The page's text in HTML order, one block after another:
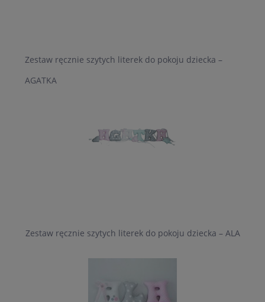
Zestaw ręcznie szytych literek do pokoju dziecka –
AGATKA
Zestaw ręcznie szytych literek do pokoju dziecka – ALA